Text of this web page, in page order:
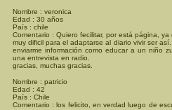
Nombre : veronica
Edad : 30 años
País : chile
Comentario : Quiero fecilitar, por está página,
muy dificil para el adaptarse al diario vivir ser
enviarme información como educar a un niño
una entrevista en radio.
gracias, muchas gracias.
Nombre : patricio
Edad : 42
País : Chile
Comentario : los felicito, en verdad luego de